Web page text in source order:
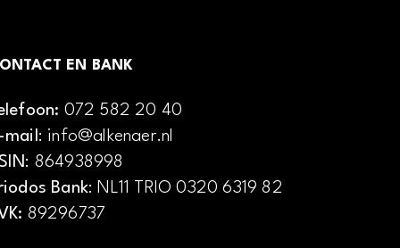
EN BANK
072 582 20 40
mail: info@alkenaer.nl
: 864938998
Bank: NL11 TRIO 0320 6319 82
89296737